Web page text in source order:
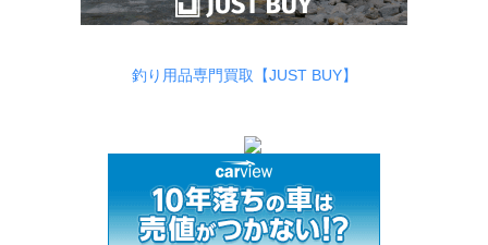
釣り用品専門買取【JUST BUY】